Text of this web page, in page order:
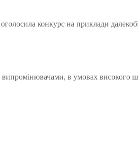
конкурс на приклади
випромінювачами, в умовах високого